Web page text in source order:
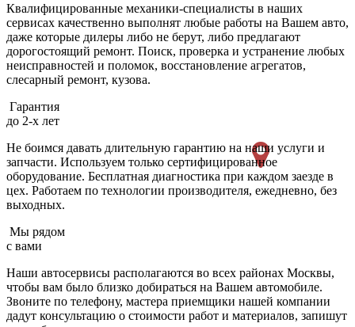
Квалифицированные механики-специалисты в наших
сервисах качественно выполнят любые работы на Вашем авто,
даже которые дилеры либо не берут, либо предлагают
дорогостоящий ремонт. Поиск, проверка и устранение любых
неисправностей и поломок, восстановление агрегатов,
слесарный ремонт, кузова.
Гарантия
до 2-х лет
Не боимся давать длительную гарантию на наши услуги и
запчасти. Используем только сертифицированное
оборудование. Бесплатная диагностика при каждом заезде в
цех. Работаем по технологии производителя, ежедневно, без
выходных.
Мы рядом
с вами
Наши автосервисы располагаются во всех районах Москвы,
чтобы вам было близко добираться на Вашем автомобиле.
Звоните по телефону, мастера приемщики нашей компании
дадут консультацию о стоимости работ и материалов, запишут